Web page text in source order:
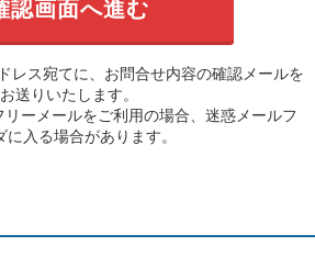
レス宛てに、お問合せ内容の確認メールを
お送りいたします。
ーメールをご利用の場合、迷惑メールフ
に入る場合があります。